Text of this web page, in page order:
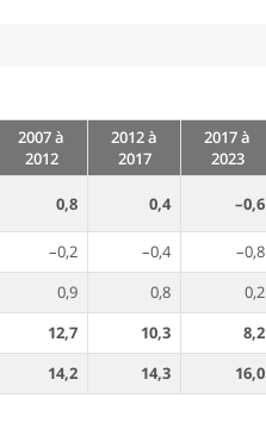
2007 à
2012
2012 à
2017
2017 à
2023
0,8 0,4 –0,6
–0,2 –0,4
–0,8
0,9 0,8
0,2
12,7 10,3
8,2
14,2 14,3
16,0